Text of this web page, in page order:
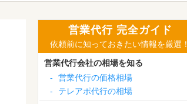
営業代行 完全ガイド
依頼前に知っておきたい情報を厳選！
営業代行会社の相場を知る
-
営業代行の価格相場
-
テレアポ代行の相場